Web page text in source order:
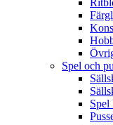
Spel och
Spel